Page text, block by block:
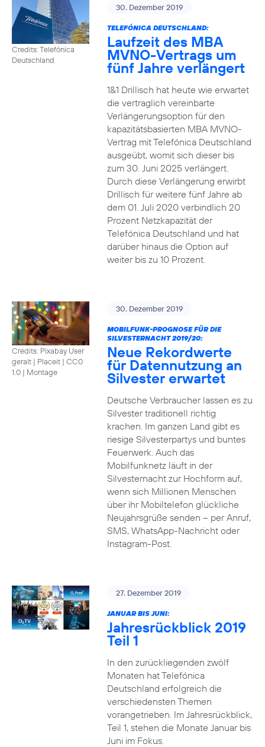
Credits: Telefónica
Deutschland
30. Dezember 2019
TELEFÓNICA DEUTSCHLAND:
Laufzeit des MBA
MVNO-Vertrags um
fünf Jahre verlängert
1&1 Drillisch hat heute wie erwartet
die vertraglich vereinbarte
Verlängerungsoption für den
kapazitätsbasierten MBA MVNO-
Vertrag mit Telefónica Deutschland
ausgeübt, womit sich dieser bis
zum 30. Juni 2025 verlängert.
Durch diese Verlängerung erwirbt
Drillisch für weitere fünf Jahre ab
dem 01. Juli 2020 verbindlich 20
Prozent Netzkapazität der
Telefónica Deutschland und hat
darüber hinaus die Option auf
weiter bis zu 10 Prozent.
Credits: Pixabay User
geralt | Placeit | CC0
1.0 | Montage
30. Dezember 2019
MOBILFUNK-PROGNOSE FÜR DIE
SILVESTERNACHT 2019/20:
Neue Rekordwerte
für Datennutzung an
Silvester erwartet
Deutsche Verbraucher lassen es zu
Silvester traditionell richtig
krachen. Im ganzen Land gibt es
riesige Silvesterpartys und buntes
Feuerwerk. Auch das
Mobilfunknetz läuft in der
Silvesternacht zur Hochform auf,
wenn sich Millionen Menschen
über ihr Mobiltelefon glückliche
Neujahrsgrüße senden – per Anruf,
SMS, WhatsApp-Nachricht oder
Instagram-Post.
27. Dezember 2019
JANUAR BIS JUNI:
Jahresrückblick 2019
Teil 1
In den zurückliegenden zwölf
Monaten hat Telefónica
Deutschland erfolgreich die
verschiedensten Themen
vorangetrieben. Im Jahresrückblick,
Teil 1, stehen die Monate Januar bis
Juni im Fokus.